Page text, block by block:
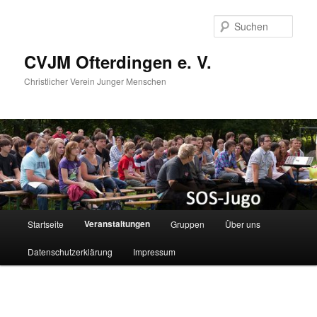
CVJM Ofterdingen e. V.
Christlicher Verein Junger Menschen
Startseite Veranstaltungen Gruppen Über uns
Datenschutzerklärung Impressum